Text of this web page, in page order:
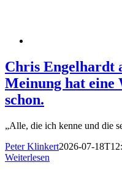
Chris Engelhardt
Meinung hat eine
schon.
„Alle, die ich kenne und die
Peter Klinkert2026-07-
Weiterlesen